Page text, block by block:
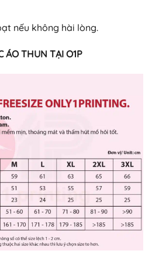
nếu không hài lòng.
ÁO THUN TẠI O1P